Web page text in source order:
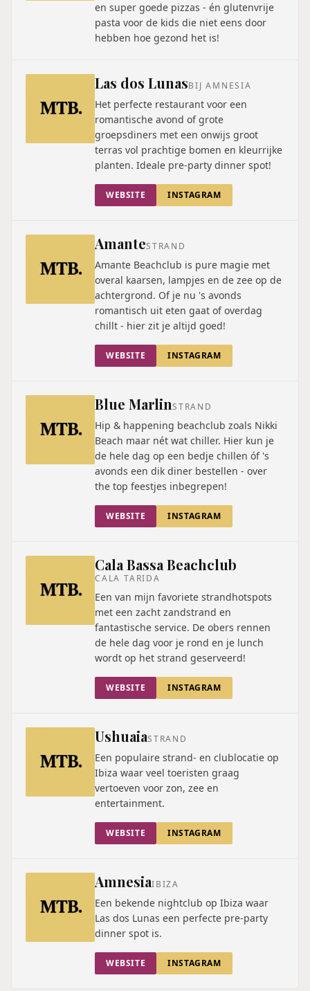
en super goede pizzas - én glutenvrije
pasta voor de kids die niet eens door
hebben hoe gezond het is!
Las dos LunasBIJ AMNESIA
Het perfecte restaurant voor een
romantische avond of grote
groepsdiners met een onwijs groot
terras vol prachtige bomen en kleurrijke
planten. Ideale pre-party dinner spot!
WEBSITE INSTAGRAM
AmanteSTRAND
Amante Beachclub is pure magie met
overal kaarsen, lampjes en de zee op de
achtergrond. Of je nu 's avonds
romantisch uit eten gaat of overdag
chillt - hier zit je altijd goed!
WEBSITE INSTAGRAM
Blue MarlinSTRAND
Hip & happening beachclub zoals Nikki
Beach maar nét wat chiller. Hier kun je
de hele dag op een bedje chillen óf 's
avonds een dik diner bestellen - over
the top feestjes inbegrepen!
WEBSITE INSTAGRAM
Cala Bassa Beachclub
CALA TARIDA
Een van mijn favoriete strandhotspots
met een zacht zandstrand en
fantastische service. De obers rennen
de hele dag voor je rond en je lunch
wordt op het strand geserveerd!
WEBSITE INSTAGRAM
UshuaiaSTRAND
Een populaire strand- en clublocatie op
Ibiza waar veel toeristen graag
vertoeven voor zon, zee en
entertainment.
WEBSITE INSTAGRAM
AmnesiaIBIZA
Een bekende nightclub op Ibiza waar
Las dos Lunas een perfecte pre-party
dinner spot is.
WEBSITE INSTAGRAM